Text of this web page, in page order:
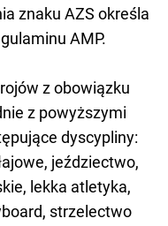
znaku AZS określa
AMP.
z obowiązku
z powyższymi
dyscypliny:
jeździectwo,
lekka atletyka,
strzelectwo